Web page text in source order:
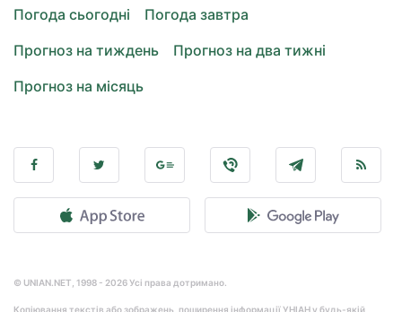
Погода сьогодні
Погода завтра
Прогноз на тиждень
Прогноз на два тижні
Прогноз на місяць
© UNIAN.NET, 1998 - 2026 Усі права дотримано.
Копіювання текстів або зображень, поширення інформації УНІАН у будь-якій